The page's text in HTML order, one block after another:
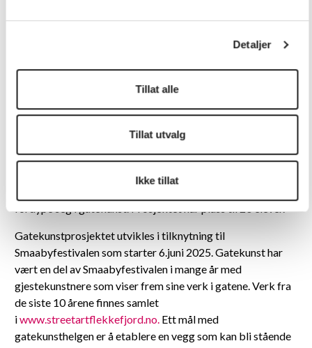
Detaljer
Tillat alle
Tillat utvalg
Ikke tillat
Alder:
6.-7.juni 2026 vil Flekkefjord kulturskole invitere til
gatekunsthelg i Flekkefjord. Arrangementet er åpent for
fordype seg i gatekunst. Prosjektet har plass til 20 elever.
Gatekunstprosjektet utvikles i tilknytning til
Smaabyfestivalen som starter 6.juni 2025. Gatekunst har
vært en del av Smaabyfestivalen i mange år med
gjestekunstnere som viser frem sine verk i gatene. Verk fra
de siste 10 årene finnes samlet
iwww.streetartflekkefjord.no. Ett mål med
gatekunsthelgen er å etablere en vegg som kan bli stående